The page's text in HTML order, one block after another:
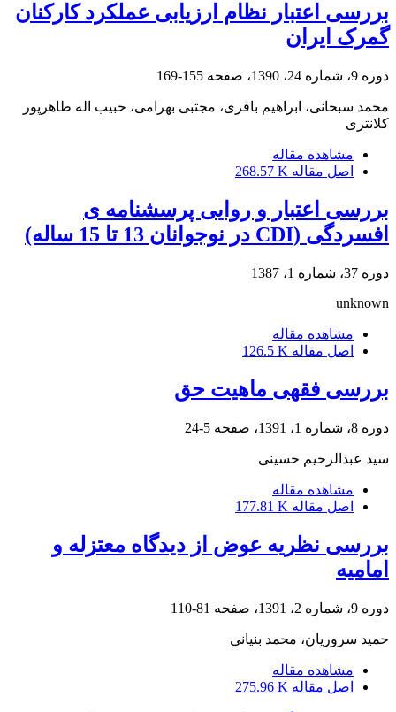
بررسی اعتبار نظام ارزیابی عملکرد کارکنان
گمرک ایران
دوره 9، شماره 24، 1390، صفحه 155-169
محمد سبحانی، ابراهیم باقری، مجتبی بهرامی، حبیب اله طاهرپور
کلانتری
مشاهده مقاله
اصل مقاله 268.57 K
بررسی اعتبار و روایی پرسشنامه ی
افسردگی (CDI در نوجوانان 13 تا 15 ساله)
دوره 37، شماره 1، 1387
unknown
مشاهده مقاله
اصل مقاله 126.5 K
بررسی فقهی ماهیت حق
دوره 8، شماره 1، 1391، صفحه 5-24
سید عبدالرحیم حسینی
مشاهده مقاله
اصل مقاله 177.81 K
بررسی نظریه عوض از دیدگاه معتزله و
امامیه
دوره 9، شماره 2، 1391، صفحه 81-110
حمید سروریان، محمد بنیانی
مشاهده مقاله
اصل مقاله 275.96 K